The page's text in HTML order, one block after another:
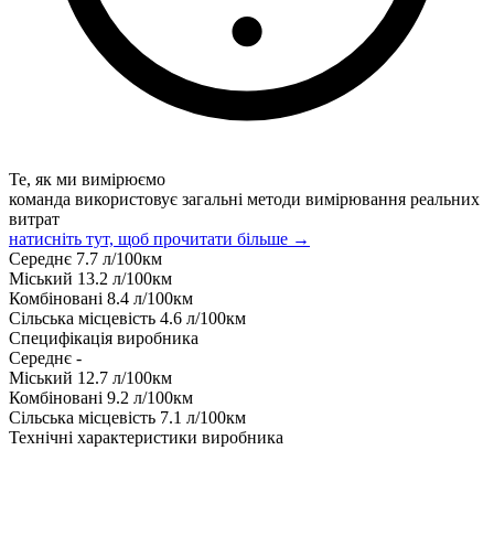
Те, як ми вимірюємо
команда використовує загальні методи вимірювання реальних
витрат
натисніть тут, щоб прочитати більше →
Середнє 7.7 л/100км
Міський 13.2 л/100км
Комбіновані 8.4 л/100км
Сільська місцевість 4.6 л/100км
Специфікація виробника
Середнє -
Міський 12.7 л/100км
Комбіновані 9.2 л/100км
Сільська місцевість 7.1 л/100км
Технічні характеристики виробника